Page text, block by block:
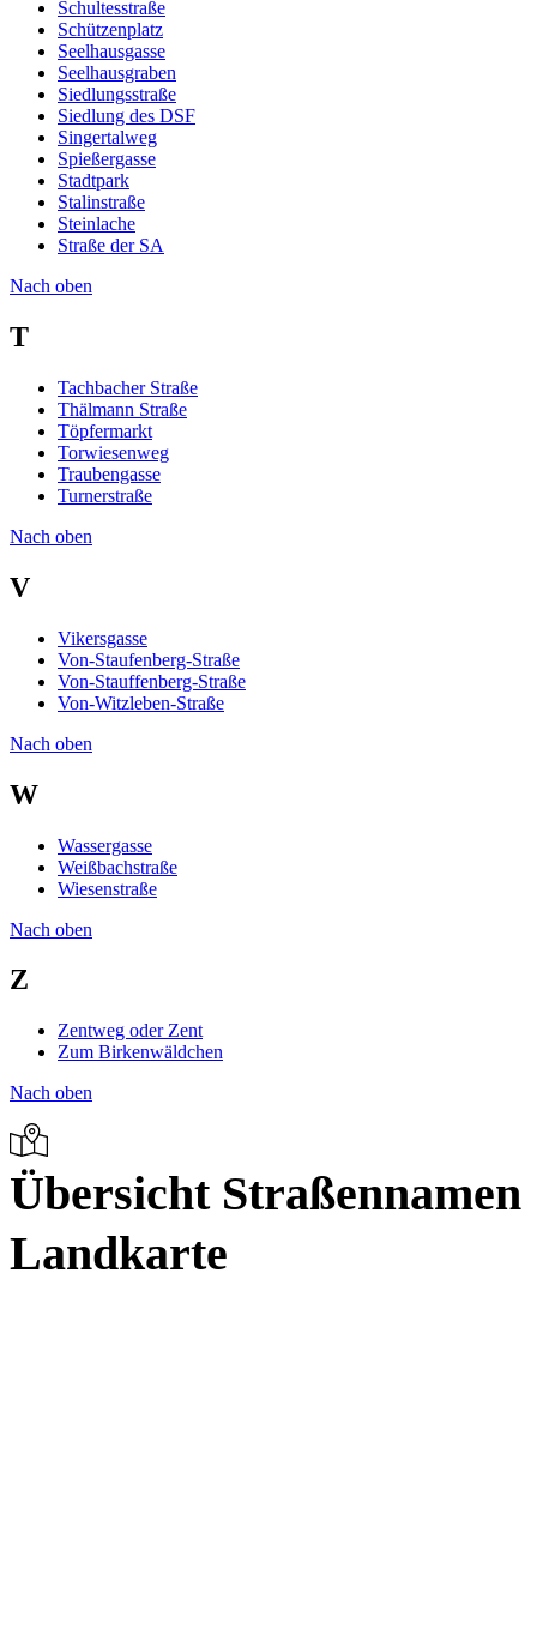
Schultesstraße
Schützenplatz
Seelhausgasse
Seelhausgraben
Siedlungsstraße
Siedlung des DSF
Singertalweg
Spießergasse
Stadtpark
Stalinstraße
Steinlache
Straße der SA
Nach oben
T
Tachbacher Straße
Thälmann Straße
Töpfermarkt
Torwiesenweg
Traubengasse
Turnerstraße
Nach oben
V
Vikersgasse
Von-Staufenberg-Straße
Von-Stauffenberg-Straße
Von-Witzleben-Straße
Nach oben
W
Wassergasse
Weißbachstraße
Wiesenstraße
Nach oben
Z
Zentweg oder Zent
Zum Birkenwäldchen
Nach oben
Übersicht Straßennamen
Landkarte